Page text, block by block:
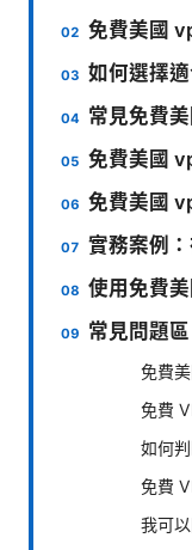
免費美國
如何選擇
常見免費
免費美國
免費美國
實務案例
使用免費
常見問題區
免費
免費
如何
免費
我可